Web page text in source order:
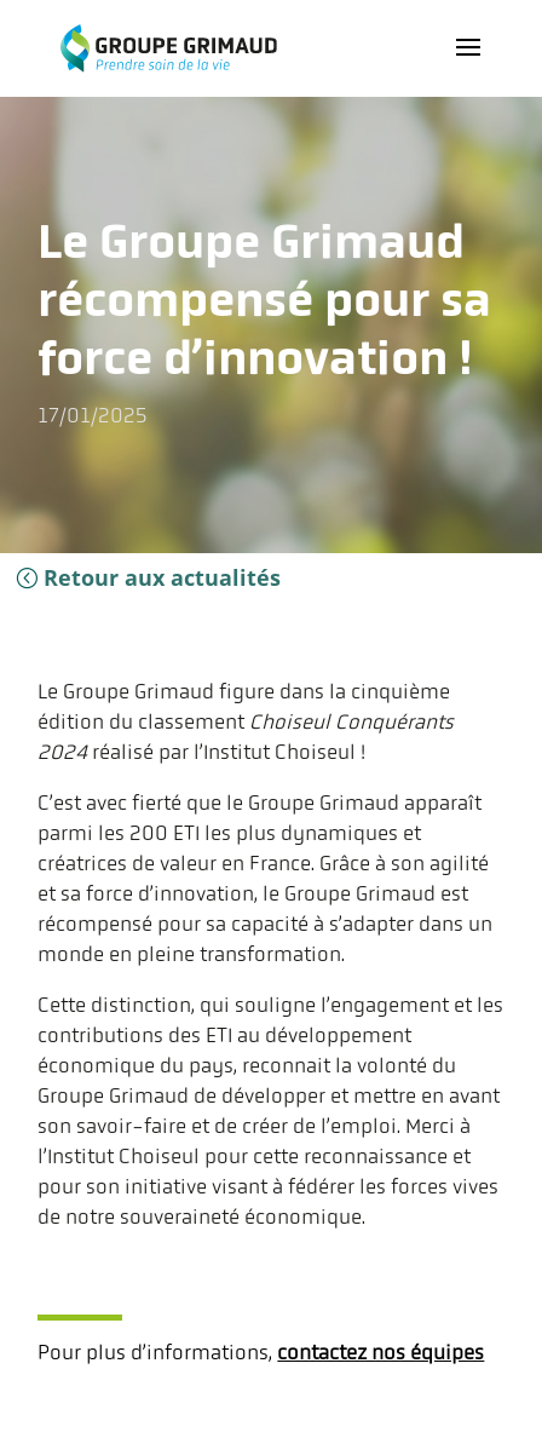
Le Groupe Grimaud
récompensé pour sa
force d’innovation !
17/01/2025
Retour aux actualités
Le Groupe Grimaud figure dans la cinquième
édition du classementChoiseul Conquérants
2024réalisé par l’Institut Choiseul !
C’est avec fierté que le Groupe Grimaud apparaît
parmi les 200 ETI les plus dynamiques et
créatrices de valeur en France. Grâce à son agilité
et sa force d’innovation, le Groupe Grimaud est
récompensé pour sa capacité à s’adapter dans un
monde en pleine transformation.
Cette distinction, qui souligne l’engagement et les
contributions des ETI au développement
économique du pays, reconnait la volonté du
Groupe Grimaud de développer et mettre en avant
son savoir-faire et de créer de l’emploi. Merci à
l’Institut Choiseul pour cette reconnaissance et
pour son initiative visant à fédérer les forces vives
de notre souveraineté économique.
Pour plus d’informations, contactez nos équipes